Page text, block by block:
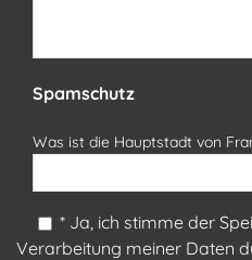
Spamschutz
Was ist die Hauptstadt von
* Ja, ich stimme der
Verarbeitung meiner Daten